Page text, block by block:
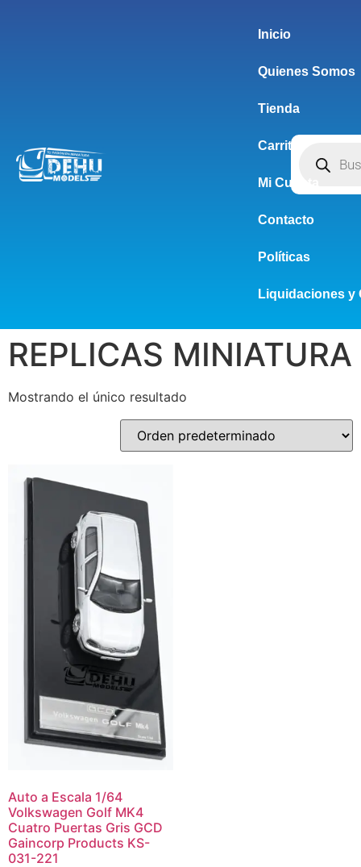
Inicio
Quienes Somos
Tienda
Carrito
Mi Cuenta
Contacto
Políticas
Liquidaciones y
REPLICAS MINIATURA
Mostrando el único resultado
Auto a Escala 1/64
Volkswagen Golf MK4
Cuatro Puertas Gris GCD
Gaincorp Products KS-
031-221